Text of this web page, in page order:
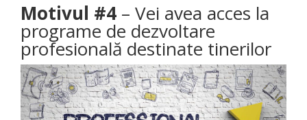
Motivul #4 – Vei avea acces la
programe de dezvoltare
profesională destinate tinerilor